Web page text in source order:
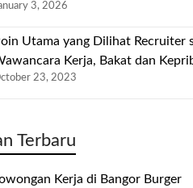
3, 2026
Utama yang Dilihat Recruiter
Kerja, Bakat dan
23, 2023
Terbaru
Kerja di Bangor Burger